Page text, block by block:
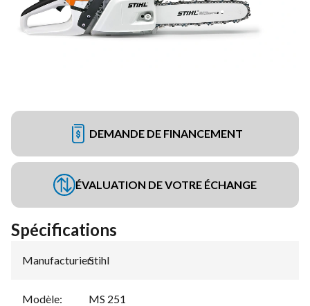
DEMANDE DE FINANCEMENT
ÉVALUATION DE VOTRE ÉCHANGE
Spécifications
Manufacturier:
Stihl
Modèle: MS 251